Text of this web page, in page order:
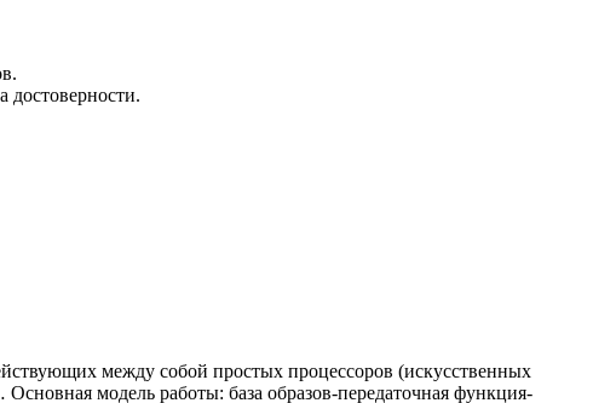
между собой простых процессоров (искусственных
модель работы: база образов-передаточная функция-